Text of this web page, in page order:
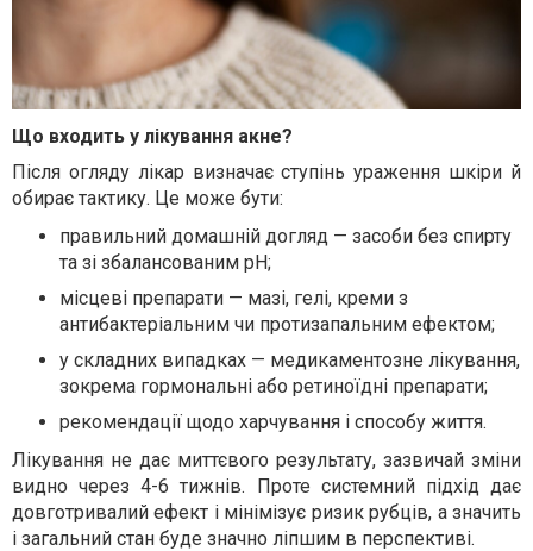
Що входить у лікування акне?
Після огляду лікар визначає ступінь ураження шкіри й
обирає тактику. Це може бути:
правильний домашній догляд — засоби без спирту
та зі збалансованим pH;
місцеві препарати — мазі, гелі, креми з
антибактеріальним чи протизапальним ефектом;
у складних випадках — медикаментозне лікування,
зокрема гормональні або ретиноїдні препарати;
рекомендації щодо харчування і способу життя.
Лікування не дає миттєвого результату, зазвичай зміни
видно через 4-6 тижнів. Проте системний підхід дає
довготривалий ефект і мінімізує ризик рубців, а значить
і загальний стан буде значно ліпшим в перспективі.